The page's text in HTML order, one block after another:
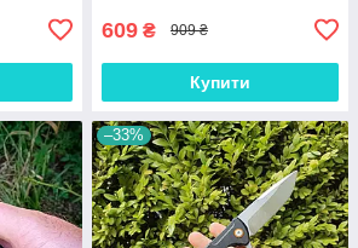
609 ₴ 909 ₴
Купити
–33%